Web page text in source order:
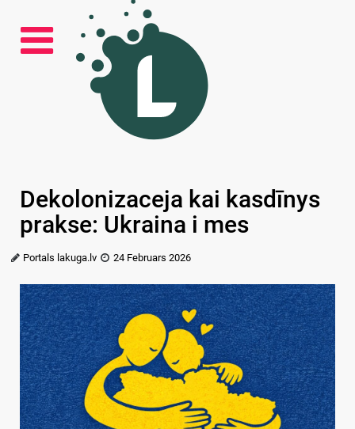
Dekolonizaceja kai kasdīnys
prakse: Ukraina i mes
Portals lakuga.lv 24 Februars 2026